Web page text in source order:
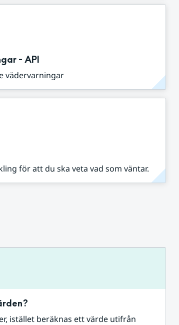
- API
vädervarningar
för att du ska veta vad som väntar.
istället beräknas ett värde utifrån